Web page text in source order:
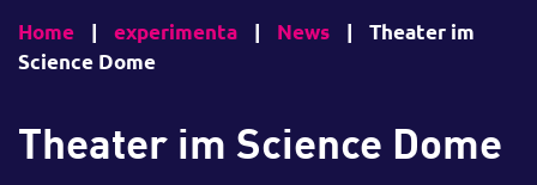
Home | experimenta | News |
Theater im
Science Dome
Theater im Science Dome